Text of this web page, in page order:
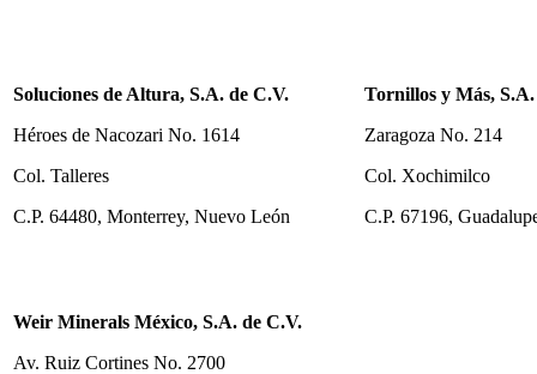
Soluciones de Altura, S.A. de C.V.
Héroes de Nacozari No. 1614
Col. Talleres
C.P. 64480, Monterrey, Nuevo León
Tornillos y Más,
Zaragoza No. 214
Col. Xochimilco
C.P. 67196,
Weir Minerals México, S.A. de C.V.
Av. Ruiz Cortines No. 2700